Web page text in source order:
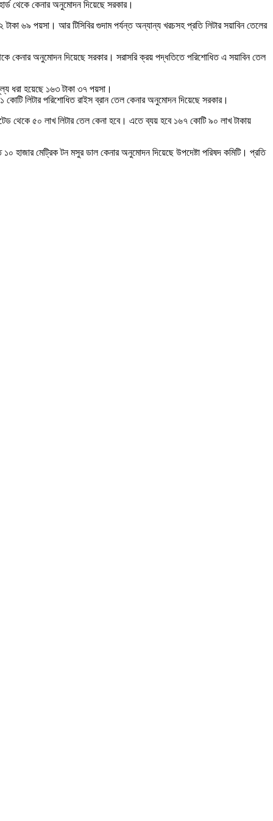
থেকে কেনার অনুমোদন দিয়েছে সরকার।
৬৯ পয়সা। আর টিসিবির গুদাম পর্যন্ত অন্যান্য খরচসহ প্রতি লিটার সয়াবিন তেলের
কেনার অনুমোদন দিয়েছে সরকার। সরাসরি ক্রয় পদ্ধতিতে পরিশোধিত এ সয়াবিন তেল
ধরা হয়েছে ১৬৩ টাকা ৩৭ পয়সা।
১ কোটি লিটার পরিশোধিত রাইস ব্রান তেল কেনার অনুমোদন দিয়েছে সরকার।
থেকে ৫০ লাখ লিটার তেল কেনা হবে। এতে ব্যয় হবে ১৬৭ কোটি ৯০ লাখ টাকায়
১০ হাজার মেট্রিক টন মসুর ডাল কেনার অনুমোদন দিয়েছে উপদেষ্টা পরিষদ কমিটি। প্রতি